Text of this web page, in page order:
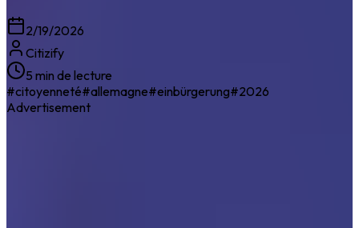
2/19/2026
Citizify
5 min de lecture
#citoyenneté#allemagne#einbürgerung#2026
Advertisement